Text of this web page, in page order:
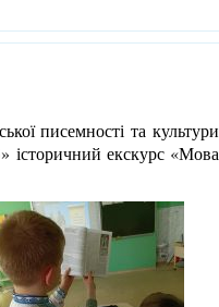
писемності та культури
історичний екскурс «Мова